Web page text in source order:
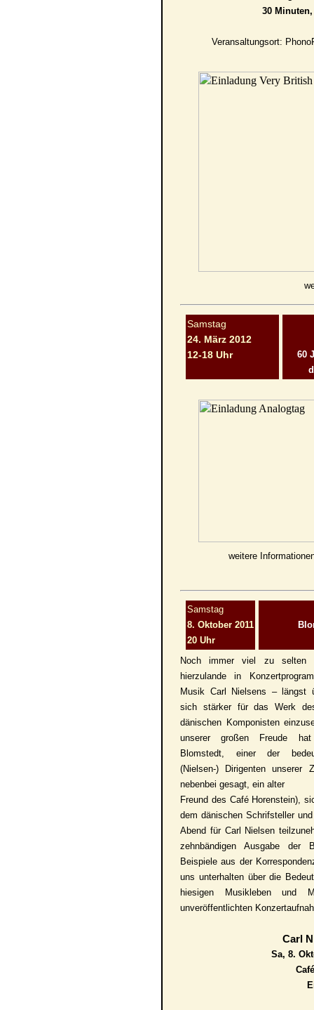
30
Veransaltungsort:
Samstag
24. März 2012
12-18 Uhr
60
weitere
Samstag
8. Oktober 2011
20 Uhr
Noch immer viel zu selten
hierzulande in
Musik Carl Nielsens – längst
sich stärker für das Werk
dänischen Komponisten
unserer großen Freude hat
Blomstedt, einer der
(Nielsen-) Dirigenten unserer
nebenbei gesagt, ein alter
Freund des Café Horenstein),
dem dänischen Schrifsteller
Abend für Carl Nielsen
zehnbändigen Ausgabe der
Beispiele aus der
uns unterhalten über die
hiesigen Musikleben und
unveröffentlichten
Carl
Sa, 8.